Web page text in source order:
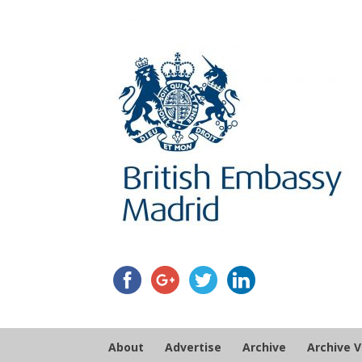
About Advertise Archive Archive